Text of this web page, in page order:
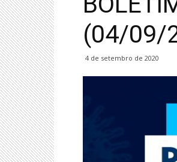
(04/09/
4 de setembro de 2020